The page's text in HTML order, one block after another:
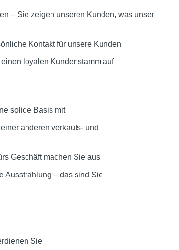
– Sie zeigen unseren Kunden, was unser
Kontakt für unsere Kunden
loyalen Kundenstamm auf
solide Basis mit
anderen verkaufs- und
Geschäft machen Sie aus
Ausstrahlung – das sind Sie
Sie